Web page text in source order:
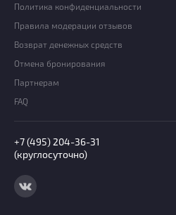
Политика конфиденциальности
Правила модерации отзывов
Возврат денежных средств
Отмена бронирования
Партнерам
FAQ
+7 (495) 204-36-31
(круглосуточно)